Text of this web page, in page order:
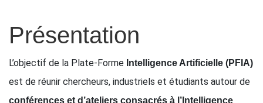
Présentation
L’objectif de la Plate-Forme Intelligence Artificielle (PFIA)
est de réunir chercheurs, industriels et étudiants autour de
conférences et d’ateliers consacrés à l’Intelligence